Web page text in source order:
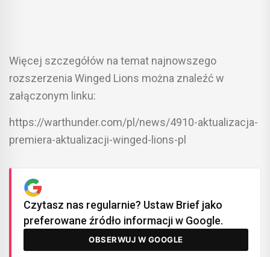
Więcej szczegółów na temat najnowszego
rozszerzenia Winged Lions można znaleźć w
załączonym linku:
https://warthunder.com/pl/news/4910-aktualizacja-
premiera-aktualizacji-winged-lions-pl
Czytasz nas regularnie? Ustaw Brief jako
preferowane źródło informacji w Google.
OBSERWUJ W GOOGLE